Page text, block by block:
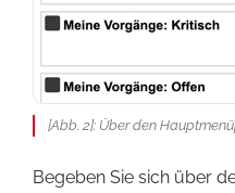
[Abb. 2]: Über den
Begeben Sie sich über